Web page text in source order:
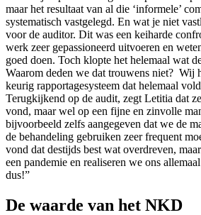
maar het resultaat van al die ‘informele’
systematisch vastgelegd. En wat je niet
voor de auditor. Dit was een keiharde
werk zeer gepassioneerd uitvoeren en
goed doen. Toch klopte het helemaal wat
Waarom deden we dat trouwens niet? Wij
keurig rapportagesysteem dat helemaal
Terugkijkend op de audit, zegt Letitia dat
vond, maar wel op een fijne en zinvolle
bijvoorbeeld zelfs aangegeven dat we de
de behandeling gebruiken zeer frequent
vond dat destijds best wat overdreven,
een pandemie en realiseren we ons
dus!”
De waarde van het NKD